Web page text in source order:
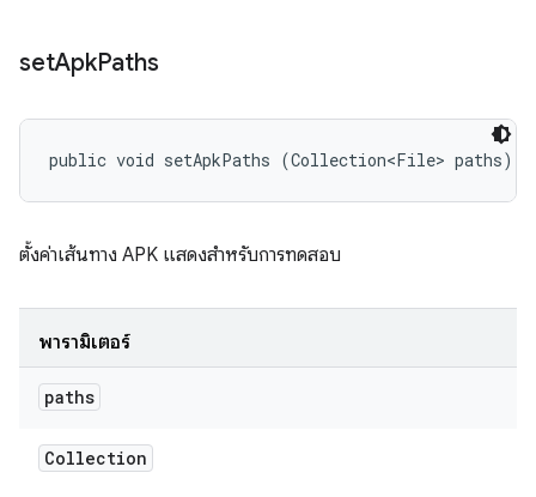
setApkPaths
public void setApkPaths (Collection<File> paths)
ตั้งค่าเส้นทาง APK แสดงสำหรับการทดสอบ
พารามิเตอร์
paths
Collection